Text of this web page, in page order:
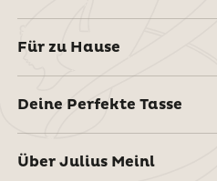
Für zu Hause
Deine Perfekte Tasse
Über Julius Meinl